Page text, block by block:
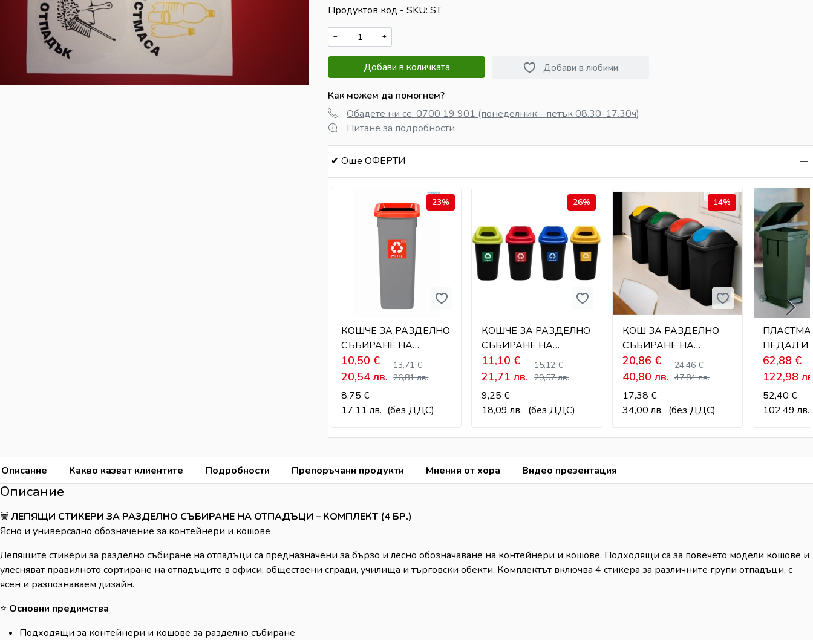
Продуктов код - SKU ST
− +
Добави в количката Добави в любими
Как можем да помогнем?
Обадете ни се: 0700 19 901 (понеделник - петък 08.30-17.30ч)
Питане за подробности
✔ Още ОФЕРТИ
23%
КОШЧЕ ЗА РАЗДЕЛНО
СЪБИРАНЕ НА
ОТПАДЪЦИ – 20 Л
10,50€
20,54лв.
13,71€
26,81лв.
8,75€
17,11лв. (без ДДС)
26%
КОШЧЕ ЗА РАЗДЕЛНО
СЪБИРАНЕ НА
ОТПАДЪЦИ – 28 Л
11,10€
21,71лв.
15,12€
29,57лв.
9,25€
18,09лв. (без ДДС)
14%
КОШ ЗА РАЗДЕЛНО
СЪБИРАНЕ НА
ОТПАДЪЦИ С
ЛЮЛЕЕЩ СЕ КАПАК –
60 Л
20,86 €
40,80 лв.
24,46€
47,84лв.
17,38 €
34,00 лв. (без ДДС)
ПЕДАЛ И
62,88€
122,98
52,40€
102,49лв.
Описание Какво казват клиентите Подробности Препоръчани продукти Мнения от хора Видео презентация
Описание
🗑️ЛЕПЯЩИ СТИКЕРИ ЗА РАЗДЕЛНО СЪБИРАНЕ НА ОТПАДЪЦИ – КОМПЛЕКТ (4 БР.)
Ясно и универсално обозначение за контейнери и кошове
Лепящите стикери за разделно събиране на отпадъци са предназначени за бързо и лесно обозначаване на контейнери и кошове. Подходящи са за повечето модели кошове и
улесняват правилното сортиране на отпадъците в офиси, обществени сгради, училища и търговски обекти. Комплектът включва 4 стикера за различните групи отпадъци, с
ясен и разпознаваем дизайн.
⭐ Основни предимства
Подходящи за контейнери и кошове за разделно събиране